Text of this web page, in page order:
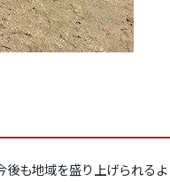
も地域を盛り上げられるよ